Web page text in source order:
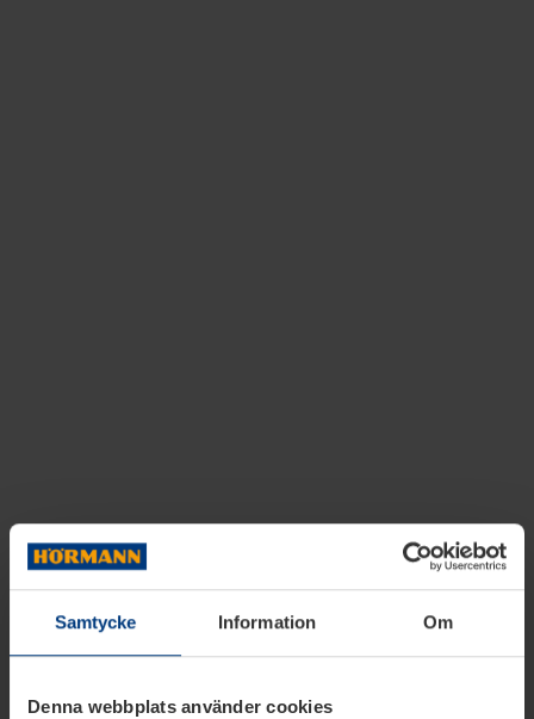
Samtycke Information Om
Denna webbplats använder cookies